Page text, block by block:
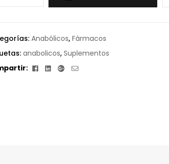
Anabólicos, Fármacos
anabolicos, Suplementos
Facebook
LinkedinGoogle+
Correo